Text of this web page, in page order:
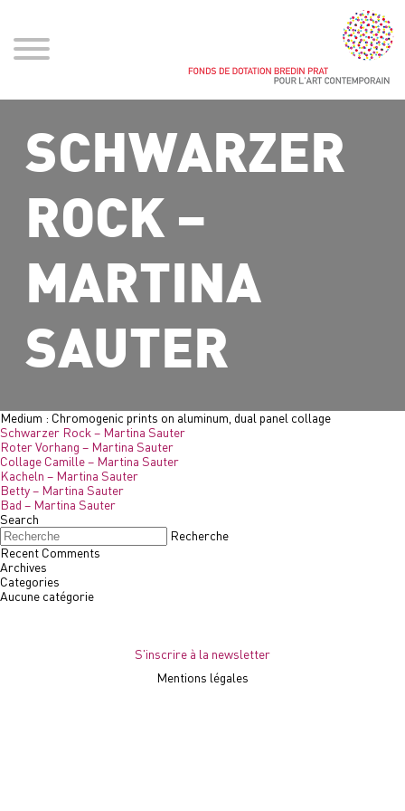
SCHWARZER
ROCK –
MARTINA
SAUTER
Medium : Chromogenic prints on aluminum, dual panel collage
Schwarzer Rock – Martina Sauter
Roter Vorhang – Martina Sauter
Collage Camille – Martina Sauter
Kacheln – Martina Sauter
Betty – Martina Sauter
Bad – Martina Sauter
Search
Recherche
Recent Comments
Archives
Categories
Aucune catégorie
S'inscrire à la newsletter
Mentions légales